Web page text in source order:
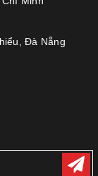
Đà Nẵng